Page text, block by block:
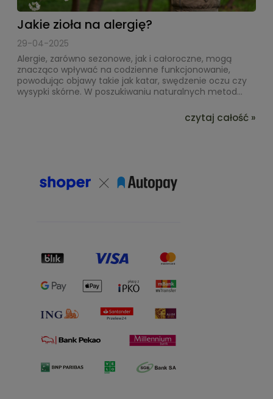
Jakie zioła na alergię?
29-04-2025
Alergie, zarówno sezonowe, jak i całoroczne, mogą
znacząco wpływać na codzienne funkcjonowanie,
powodując objawy takie jak katar, swędzenie oczu czy
wysypki skórne. W poszukiwaniu naturalnych metod...
czytaj całość »